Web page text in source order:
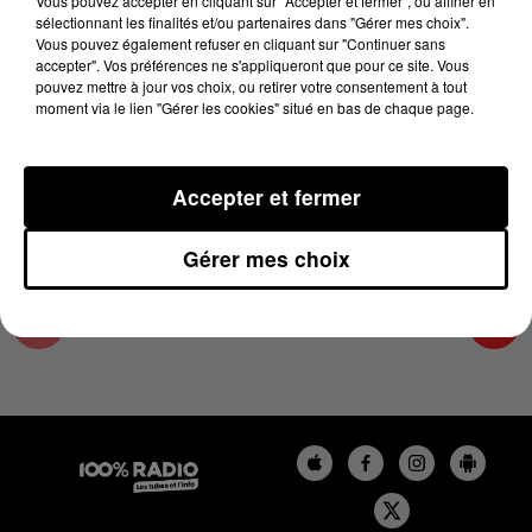
9 août 2024 - 4 min 23 sec
LES INFOS DE L'ARIEGE DU 09/08/2024 À
06H59
Podcasts infos de l'Ariège
sélectionnant les finalités et/ou partenaires dans "Gérer mes choix".
Vous pouvez également refuser en cliquant sur "Continuer sans
accepter". Vos préférences ne s'appliqueront que pour ce site. Vous
pouvez mettre à jour vos choix, ou retirer votre consentement à tout
moment via le lien "Gérer les cookies" situé en bas de chaque page.
Gérer mes choix
Accepter et fermer